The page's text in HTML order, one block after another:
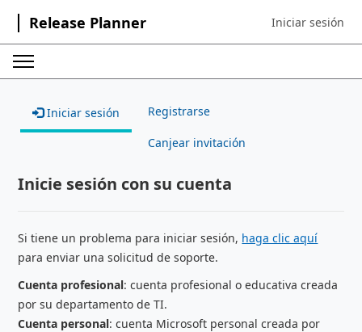
Release Planner Sign in to your
Iniciar sesión
Iniciar sesión Registrarse
Canjear invitación
Inicie sesión con su cuenta
Si tiene un problema para iniciar sesión, haga clic aquí
para enviar una solicitud de soporte.
Cuenta profesional: cuenta profesional o educativa creada
por su departamento de TI.
Cuenta personal: cuenta Microsoft personal creada por